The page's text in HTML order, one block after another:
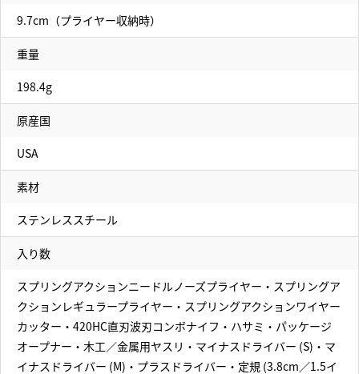
9.7cm（プライヤー収納時）
重量
198.4g
原産国
USA
素材
ステンレススチール
入り数
スプリングアクションニードルノーズプライヤー・スプリングア
クションレギュラープライヤー・スプリングアクションワイヤー
カッター・420HC直刃波刃コンボナイフ・ハサミ・パッケージ
オープナー・木工／金属用ヤスリ・マイナスドライバー (S)・マ
イナスドライバー (M)・プラスドライバー・定規 (3.8cm／1.5イ